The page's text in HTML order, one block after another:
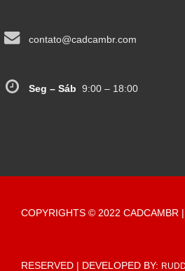
contato@cadcambr.com
Seg – Sáb 9:00 – 18:00
COPYRIGHTS © 2022 CADCAMBR
RESERVED | DEVELOPED BY: